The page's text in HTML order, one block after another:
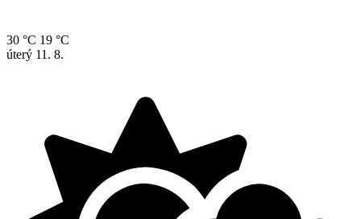
30 °C 19 °C
úterý 11. 8.